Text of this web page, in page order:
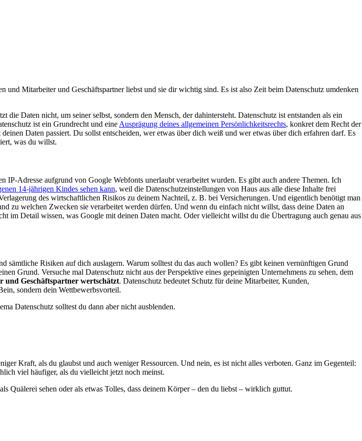
Mitarbeiter und Geschäftspartner liebst und sie dir wichtig sind. Es ist also Zeit beim Datenschutz umdenken
die Daten nicht, um seiner selbst, sondern den Mensch, der dahintersteht. Datenschutz ist entstanden als ein
ist ein Grundrecht und eine Ausprägung deines allgemeinen Persönlichkeitsrechts, konkret dem Recht der
Daten passiert. Du sollst entscheiden, wer etwas über dich weiß und wer etwas über dich erfahren darf. Es
was du willst.
IP-Adresse aufgrund von Google Webfonts unerlaubt verarbeitet wurden. Es gibt auch andere Themen. Ich
14-jährigen Kindes sehen kann, weil die Datenschutzeinstellungen von Haus aus alle diese Inhalte frei
des wirtschaftlichen Risikos zu deinem Nachteil, z. B. bei Versicherungen. Und eigentlich benötigt man
zu welchen Zwecken sie verarbeitet werden dürfen. Und wenn du einfach nicht willst, dass deine Daten an
im Detail wissen, was Google mit deinen Daten macht. Oder vielleicht willst du die Übertragung auch genau aus
sämtliche Risiken auf dich auslagern. Warum solltest du das auch wollen? Es gibt keinen vernünftigen Grund
Grund. Versuche mal Datenschutz nicht aus der Perspektive eines gepeinigten Unternehmens zu sehen, dem
und Geschäftspartner wertschätzt. Datenschutz bedeutet Schutz für deine Mitarbeiter, Kunden,
sondern dein Wettbewerbsvorteil.
Datenschutz solltest du dann aber nicht ausblenden.
Kraft, als du glaubst und auch weniger Ressourcen. Und nein, es ist nicht alles verboten. Ganz im Gegenteil:
viel häufiger, als du vielleicht jetzt noch meinst.
Quälerei sehen oder als etwas Tolles, dass deinem Körper – den du liebst – wirklich guttut.